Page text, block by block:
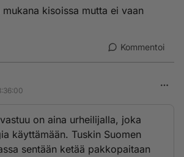
kisoissa mutta ei vaan
Kommentoi
on aina urheilijalla, joka
käyttämään. Tuskin Suomen
sentään ketää pakkopaitaan